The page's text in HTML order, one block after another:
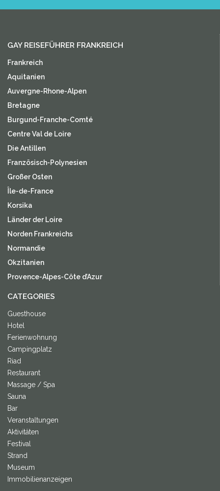
GAY REISEFÜHRER FRANKREICH
Frankreich
Aquitanien
Auvergne-Rhone-Alpen
Bretagne
Burgund-Franche-Comté
Centre Val de Loire
Die Antillen
Französisch-Polynesien
Großer Osten
Île-de-France
Korsika
Länder der Loire
Norden Frankreichs
Normandie
Okzitanien
Provence-Alpes-Côte d’Azur
CATEGORIES
Guesthouse
Hotel
Ferienwohnung
Campingplatz
Riad
Restaurant
Massage / Spa
Sauna
Bar
Veranstaltungen
Aktivitäten
Festival
Strand
Museum
Immobilienanzeigen